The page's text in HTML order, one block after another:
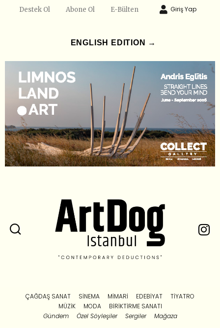
Destek Ol Abone Ol E-Bülten Giriş Yap
ENGLISH EDITION →
ÇAĞDAŞ SANAT SINEMA MIMARI EDEBIYAT
TIYATRO
MÜZIK
MODA
BIRIKTIRME SANATI
Gündem
Özel Söyleşiler Sergiler Mağaza